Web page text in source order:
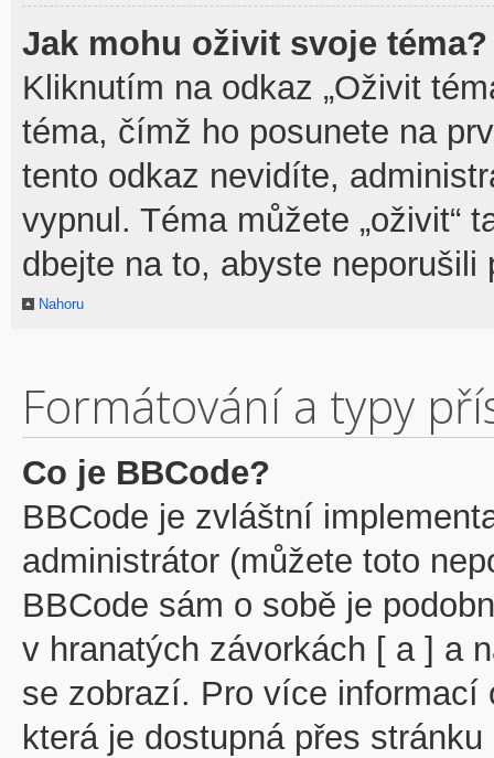
Jak mohu oživit svoje téma?
Kliknutím na odkaz „Oživit
téma, čímž ho posunete na
tento odkaz nevidíte,
vypnul. Téma můžete „oživit“
dbejte na to, abyste neporušili
Nahoru
Formátování a typy
Co je BBCode?
BBCode je zvláštní
administrátor (můžete toto
BBCode sám o sobě je
v hranatých závorkách [ a ] a
se zobrazí. Pro více informací
která je dostupná přes